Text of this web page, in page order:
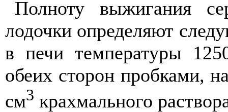
Полноту выжигания
лодочки определяют
в печи температуры
обеих сторон пробками,
см3 крахмального